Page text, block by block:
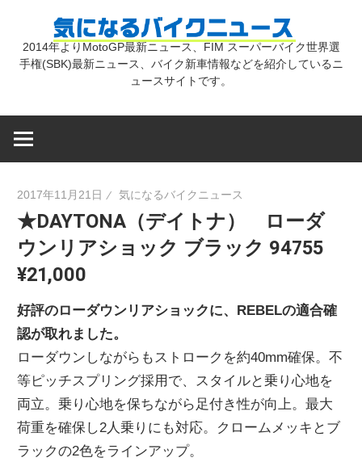
気
バ
ニ
ュ
2014年よりMotoGP最新ニュース、FIM スーパーバイク世界選
手権(SBK)最新ニュース、バイク新車情報などを紹介しているニ
ュースサイトです。
2017年11月21日 気になるバイクニュース
★DAYTONA（デイトナ） ローダ
ウンリアショック ブラック 94755
¥21,000
好評のローダウンリアショックに、REBELの適合確
認が取れました。
ローダウンしながらもストロークを約40mm確保。不
等ピッチスプリング採用で、スタイルと乗り心地を
両立。乗り心地を保ちながら足付き性が向上。最大
荷重を確保し2人乗りにも対応。クロームメッキとブ
ラックの2色をラインアップ。